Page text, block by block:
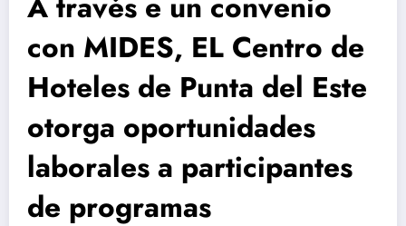
con MIDES, EL Centro de
Hoteles de Punta del Este
otorga oportunidades
laborales a participantes
de programas